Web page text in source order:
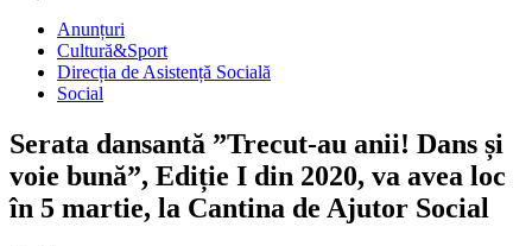
Anunțuri
Cultură&Sport
Direcția de Asistență Socială
Social
Serata dansantă ”Trecut-au anii! Dans și
voie bună”, Ediție I din 2020, va avea loc
în 5 martie, la Cantina de Ajutor Social